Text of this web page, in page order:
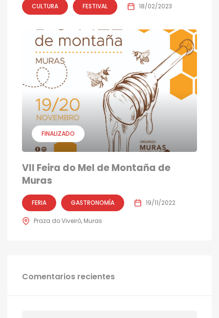
CULTURA FESTIVAL 18/02/2023
FINALIZADO
VII Feira do Mel de Montaña de
Muras
FERIA GASTRONOMÍA 19/11/2022
Praza do Viveiró, Muras
Comentarios recientes